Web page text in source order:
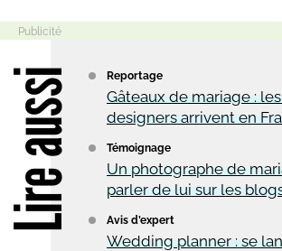
Reportage
Gâteaux de mariage :
designers arrivent en
Témoignage
Un photographe de
parler de lui sur les
Avis d’expert
Wedding planner : se